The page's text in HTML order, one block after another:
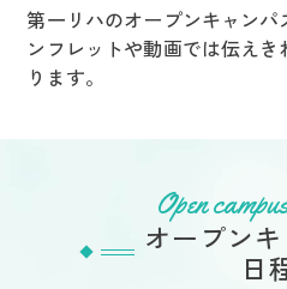
第一リハのオープンキャンパ
ンフレットや動画では伝え
ります。
Open
オープン
日